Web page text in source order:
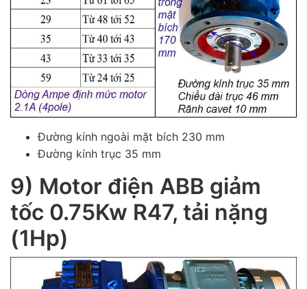
Đường kính ngoài mặt bích 230 mm
Đường kính trục 35 mm
9) Motor điện ABB giảm
tốc 0.75Kw R47, tải nặng
(1Hp)